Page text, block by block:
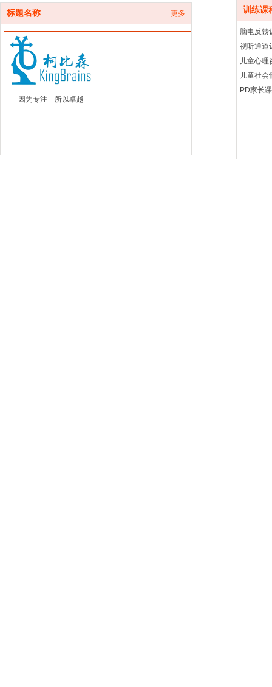
粗心拖拉
许多家长都有同感，孩子学习能力不算拔尖，也还可以，
但就是有马虎、拖拉、粗心的毛病。譬如说：把3写成5，计
算过程本来是正确的，但是因为写错一个数字，
读写障碍
读写障碍（dyslexia）是一种特定的学习障碍，源于脑神经生
理原因，而非学习环境不良或缺少学习经验所导致。其特点
发于3-12岁小孩，是由于成长期大脑发育失衡导致无法集中
标题名称 更多
因为专注 所以卓越
训练课
脑电反馈
视听通道
儿童心理
儿童社会
PD家长